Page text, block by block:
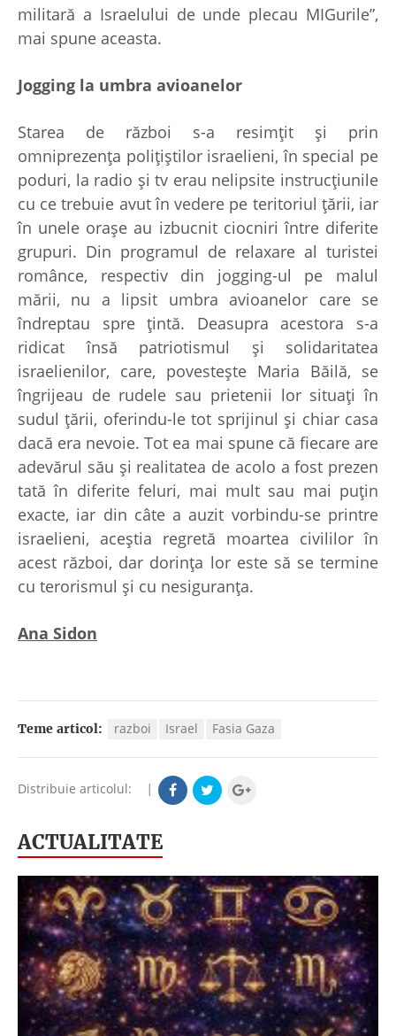
militară a Israelului de unde plecau MIGurile”,
mai spune aceasta.
Jogging la umbra avioanelor
Starea de război s-a resimţit şi prin
omniprezenţa poliţiştilor israelieni, în special pe
poduri, la radio şi tv erau nelipsite instrucţiunile
cu ce trebuie avut în vedere pe teritoriul ţării, iar
în unele oraşe au izbucnit ciocniri între diferite
grupuri. Din programul de relaxare al turistei
românce, respectiv din jogging-ul pe malul
mării, nu a lipsit umbra avioanelor care se
îndreptau spre ţintă. Deasupra acestora s-a
ridicat însă patriotismul şi solidaritatea
israelienilor, care, povesteşte Maria Băilă, se
îngrijeau de rudele sau prietenii lor situaţi în
sudul ţării, oferindu-le tot sprijinul şi chiar casa
dacă era nevoie. Tot ea mai spune că fiecare are
adevărul său şi realitatea de acolo a fost prezen
tată în diferite feluri, mai mult sau mai puţin
exacte, iar din câte a auzit vorbindu-se printre
israelieni, aceştia regretă moartea civililor în
acest război, dar dorinţa lor este să se termine
cu terorismul şi cu nesiguranţa.
Ana Sidon
Teme articol: razboi Israel Fasia Gaza
Distribuie articolul: |
ACTUALITATE